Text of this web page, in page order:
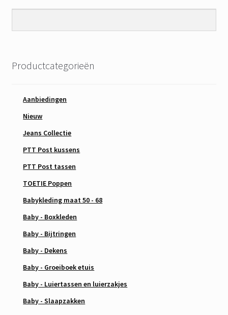
Productcategorieën
Aanbiedingen
Nieuw
Jeans Collectie
PTT Post kussens
PTT Post tassen
TOETIE Poppen
Babykleding maat 50 - 68
Baby - Boxkleden
Baby - Bijtringen
Baby - Dekens
Baby - Groeiboek etuis
Baby - Luiertassen en luierzakjes
Baby - Slaapzakken